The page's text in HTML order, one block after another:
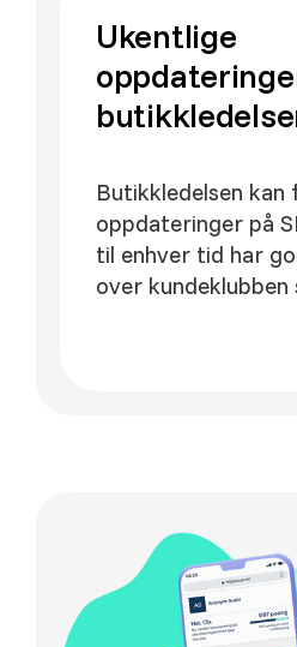
Ukentlige
Butikkledelsen kan
oppdateringer på
til enhver tid har
over kundeklubben